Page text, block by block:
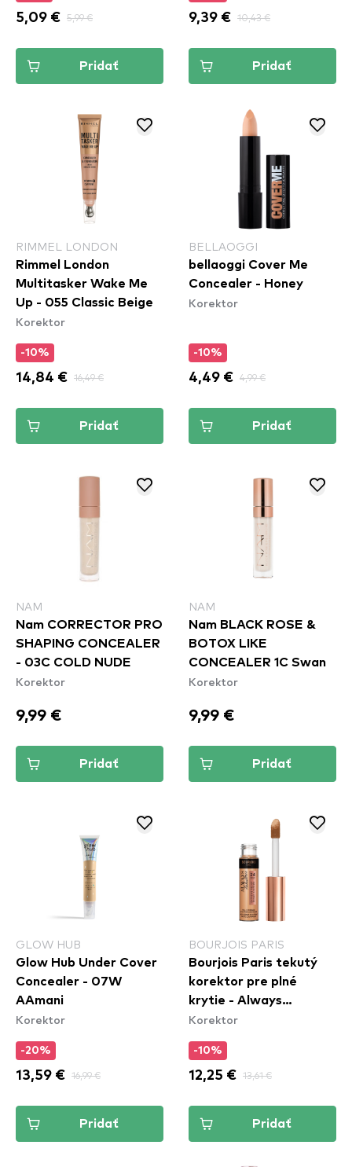
5,09 € 5,99 €
Pridať
9,39 € 10,43 €
Pridať
RIMMEL LONDON
Rimmel London
Multitasker Wake Me
Up - 055 Classic Beige
Korektor
-10%
14,84 € 16,49 €
Pridať
BELLAOGGI
bellaoggi Cover Me
Concealer - Honey
Korektor
-10%
4,49 € 4,99 €
Pridať
NAM
Nam CORRECTOR PRO
SHAPING CONCEALER
- 03C COLD NUDE
Korektor
9,99 €
Pridať
NAM
Nam BLACK ROSE &
BOTOX LIKE
CONCEALER 1C Swan
Korektor
9,99 €
Pridať
GLOW HUB
Glow Hub Under Cover
Concealer - 07W
AAmani
Korektor
-20%
13,59 € 16,99 €
Pridať
BOURJOIS PARIS
Bourjois Paris tekutý
korektor pre plné
krytie - Always
Fabulous Concealer -
Korektor
-10%
12,25 € 13,61 €
Pridať